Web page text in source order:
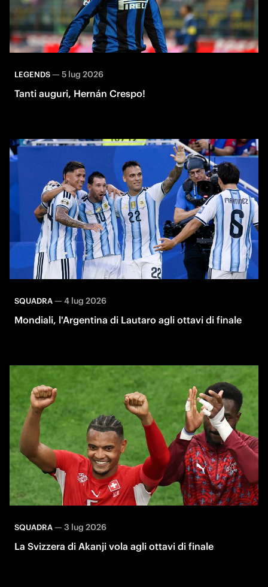
LEGENDS— 5 lug 2026
Tanti auguri, Hernán Crespo!
SQUADRA— 4 lug 2026
Mondiali, l'Argentina di Lautaro agli ottavi di finale
SQUADRA— 3 lug 2026
La Svizzera di Akanji vola agli ottavi di finale